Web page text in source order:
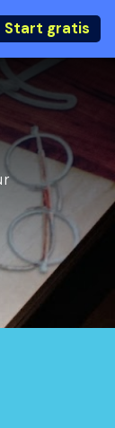
Start gratis